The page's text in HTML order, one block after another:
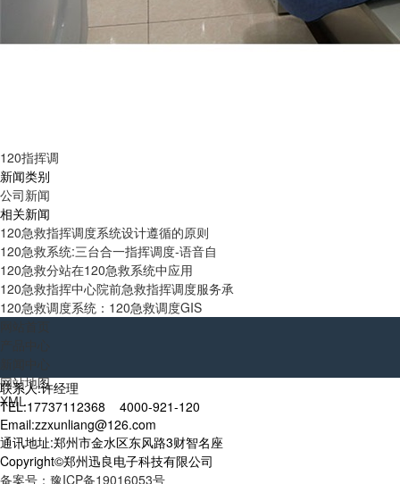
120指挥调
新闻类别
公司新闻
相关新闻
120急救指挥调度系统设计遵循的原则
120急救系统:三台合一指挥调度-语音自
120急救分站在120急救系统中应用
120急救指挥中心院前急救指挥调度服务承
120急救调度系统：120急救调度GIS
网站地图
XML
联系人:许经理
TEL:17737112368 4000-921-120
Email:zzxunliang@126.com
通讯地址:郑州市金水区东风路3财智名座
Copyright©郑州迅良电子科技有限公司
备案号：豫ICP备19016053号